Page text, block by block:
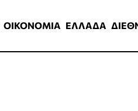
ΟΙΚΟΝΟΜΙΑ ΕΛΛΑΔΑ